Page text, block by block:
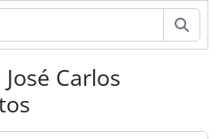
José Carlos